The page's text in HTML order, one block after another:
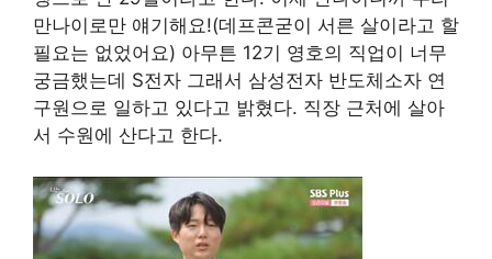
만나이로만 얘기해요!(데프콘굳이 서른 살이라고 할
필요는 없었어요) 아무튼 12기 영호의 직업이 너무
궁금했는데 S전자 그래서 삼성전자 반도체소자 연
구원으로 일하고 있다고 밝혔다. 직장 근처에 살아
서 수원에 산다고 한다.